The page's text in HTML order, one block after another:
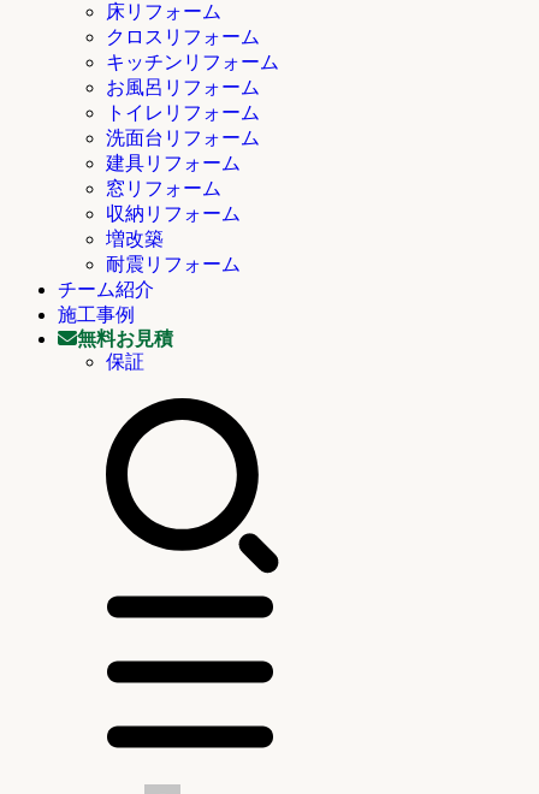
床リフォーム
クロスリフォーム
キッチンリフォーム
お風呂リフォーム
トイレリフォーム
洗面台リフォーム
建具リフォーム
窓リフォーム
収納リフォーム
増改築
耐震リフォーム
チーム紹介
施工事例
無料お見積
保証